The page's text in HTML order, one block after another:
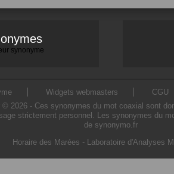
synonyme
Widgets webmasters CGU
2026 - Ces synonymes du mot coaxial sont
strictement personnel. Les synonymes du
de synonymo.fr
Horaire des Marées - Laboratoire d'Analyses